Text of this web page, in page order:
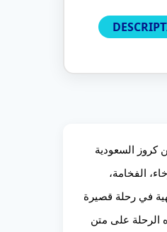
كروز السعودية
الفخامة،
في رحلة قصيرة
الرحلة على متن